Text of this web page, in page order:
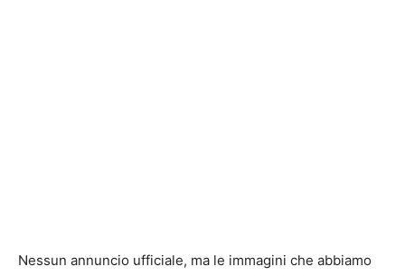
Nessun annuncio ufficiale, ma le immagini che abbiamo